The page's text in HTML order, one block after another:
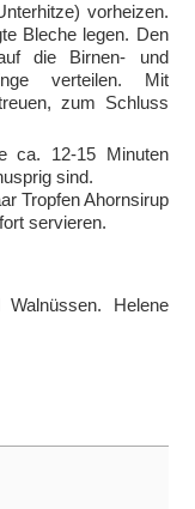
vorheizen.
Bleche legen. Den
die Birnen- und
verteilen. Mit
zum Schluss
ca. 12-15 Minuten
sind.
Tropfen Ahornsirup
servieren.